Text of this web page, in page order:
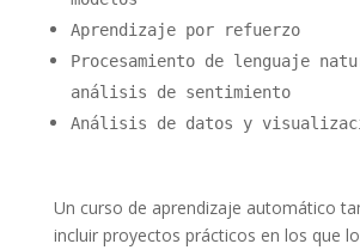
Aprendizaje por refuerzo
Procesamiento de lenguaje
análisis de sentimiento
Análisis de datos y
Un curso de aprendizaje automático
incluir proyectos prácticos en los que